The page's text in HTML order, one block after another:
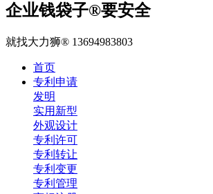
企业钱袋子®要安全
就找大力狮® 13694983803
首页
专利申请
发明
实用新型
外观设计
专利许可
专利转让
专利变更
专利管理